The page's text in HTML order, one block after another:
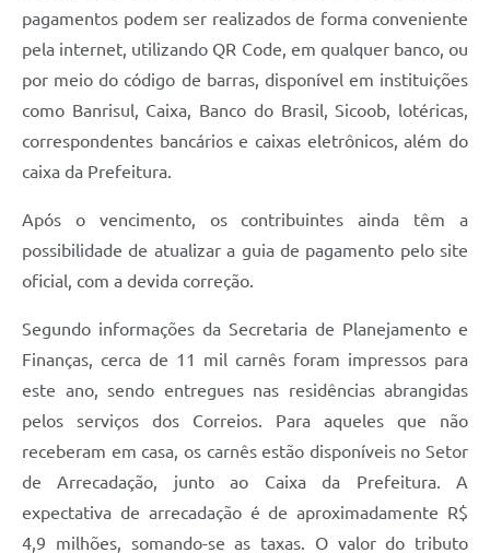
pagamentos podem ser realizados de forma conveniente
pela internet, utilizando QR Code, em qualquer banco, ou
por meio do código de barras, disponível em instituições
como Banrisul, Caixa, Banco do Brasil, Sicoob, lotéricas,
correspondentes bancários e caixas eletrônicos, além do
caixa da Prefeitura.
Após o vencimento, os contribuintes ainda têm a
possibilidade de atualizar a guia de pagamento pelo site
oficial, com a devida correção.
Segundo informações da Secretaria de Planejamento e
Finanças, cerca de 11 mil carnês foram impressos para
este ano, sendo entregues nas residências abrangidas
pelos serviços dos Correios. Para aqueles que não
receberam em casa, os carnês estão disponíveis no Setor
de Arrecadação, junto ao Caixa da Prefeitura. A
expectativa de arrecadação é de aproximadamente R$
4,9 milhões, somando-se as taxas. O valor do tributo